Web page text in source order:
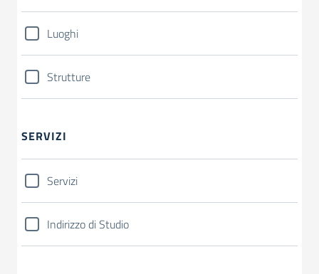
Luoghi
Strutture
SERVIZI
Servizi
Indirizzo di Studio